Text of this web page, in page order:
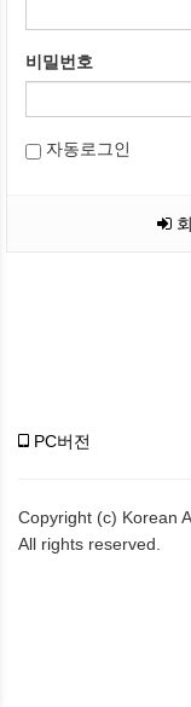
비밀번호
자동로그인
PC버전
Copyright (c) Korean
All rights reserved.